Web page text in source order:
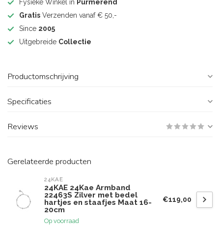
Fysieke Winkel in Purmerend
Gratis Verzenden vanaf € 50,-
Since 2005
Uitgebreide Collectie
Productomschrijving
Specificaties
Reviews
Gerelateerde producten
24KAE
24KAE 24Kae Armband
22463S Zilver met bedel
hartjes en staafjes Maat 16-
20cm
Op voorraad
€119,00